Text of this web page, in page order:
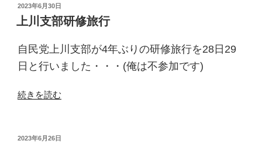
投
稿
日:
2023年6月30日
上川支部研修旅行
自民党上川支部が4年ぶりの研修旅行を28日29
日と行いました・・・ (俺は不参加です)
“上
部
続きを読む
投
2023年6月26日